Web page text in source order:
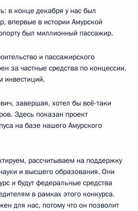
в конце декабря у нас был
впервые в истории Амурской
был миллионный пассажир.
и пассажирского
за частные средства по концессии,
инвестиций.
завершая, хотел бы всё-таки
Здесь показан проект
на базе нашего Амурского
рассчитываем на поддержку
и высшего образования. Они
и будут федеральные средства
в рамках этого конкурса.
для нас, потому что он позволит